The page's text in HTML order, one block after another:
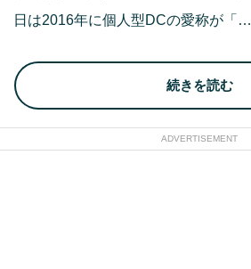
日は2016年に個人型DCの愛称が「…
続きを読む
ADVERTISEMENT